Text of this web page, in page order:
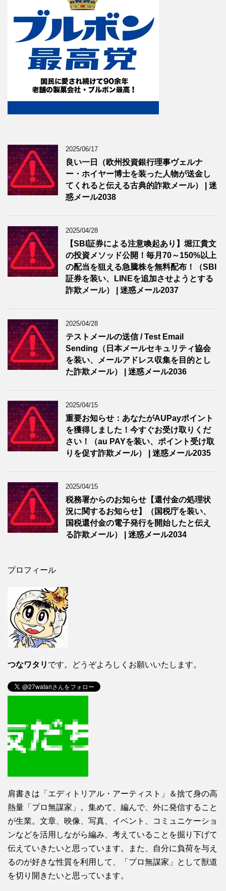
2025/06/17
良い一日（欧州投資銀行理事ヴェルナ
ー・ホイヤー博士を装った人物が送金し
てくれると伝える古典的詐欺メール） | 迷
惑メール2038
2025/04/28
【SBI証券による注意喚起あり】堀江貴文
の投資メソッド公開！毎月70～150%以上
の配当を狙える急騰株を無料配布！（SBI
証券を装い、LINEを追加させようとする
詐欺メール） | 迷惑メール2037
2025/04/28
テストメールの送信 / Test Email
Sending（日本メールセキュリティ協会
を装い、メールアドレス収集を目的とし
た詐欺メール） | 迷惑メール2036
2025/04/15
重要お知らせ：あなたがAUPayポイント
を獲得しました！今すぐお受け取りくだ
さい！（au PAYを装い、ポイント受け取
りを促す詐欺メール） | 迷惑メール2035
2025/04/15
税務署からのお知らせ【還付金の処理状
況に関するお知らせ】（国税庁を装い、
国税還付金の電子発行を開始したと伝え
る詐欺メール） | 迷惑メール2034
プロフィール
つなワタリ です。どうぞよろしくお願いいたします。
肩書きは「エディトリアル・アーティスト」＆捨て身の高
熱量「プロ無謀家」。集めて、編んで、外に発信すること
が生業。文章、映像、写真、イベント、コミュニケーショ
ンなどを活用しながら編み、考えていることを掘り下げて
伝えていきたいと思っています。また、自分に負荷を与え
るのが好きな性質を利用して、「プロ無謀家」として獣道
を切り開きたいと思っています。